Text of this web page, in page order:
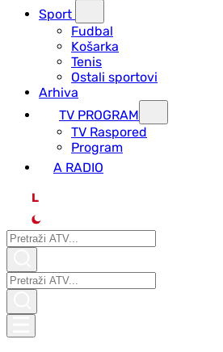
Sport
Fudbal
Košarka
Tenis
Ostali sportovi
Arhiva
TV PROGRAM
ТV Raspored
Program
A RADIO
L